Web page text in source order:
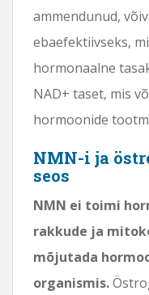
ammendunud,
ebaefektiivseks,
hormonaalne
NAD+ taset, mis
hormoonide
NMN-i ja
seos
NMN ei toimi
rakkude ja
mõjutada
organismis.